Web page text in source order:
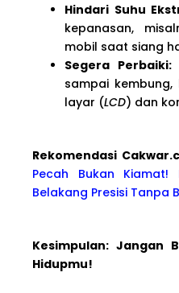
Hindari Suhu
kepanasan,
mobil saat siang
Segera Perbaiki:
sampai
layar (LCD) dan
Rekomendasi Cakwa
Pecah Bukan
Belakang Presisi Tanpa
Kesimpulan: Jangan
Hidupmu!